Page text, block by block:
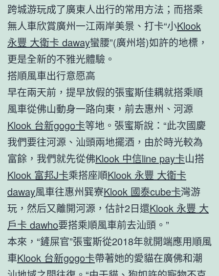
跨城游玩成了廣東人出行的常用方法；而搭乘
無人車欣賞廣州一江兩岸美景、打卡“小Klook
永豐 大衛卡 daway蠻腰”(廣州塔)如許的地標，
更是全新的不雅光體驗。
搭順風車出行意愿高
早在兩天前，提早放假的張蜜斯佳耦就搭乘順
風車從佛山動身一路向東，前去惠州、河源
Klook 台新gogo卡等地。張蜜斯說：“此次國慶
我們要往河源、汕頭兩地擺酒，由於時光較為
富餘，我們就先從佛Klook 中信line pay卡山搭
Klook 富邦J卡乘搭座順Klook 永豐 大衛卡
daway風車往惠州巽寮Klook 國泰cube卡灣游
玩，然后又離開河源，估計2日還Klook 永豐 大
戶卡 dawho要搭乘順風車前去汕頭。”
本來，“鏟屎官”張蜜斯從2018年就開端應用順風
車Klook 台新gogo卡帶著她的愛貓在廣佛和潮